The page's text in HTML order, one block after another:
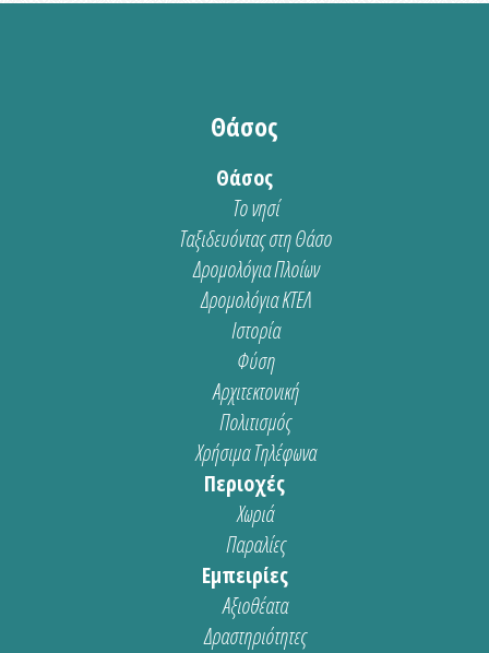
Θάσος
Θάσος
Το νησί
Ταξιδευόντας στη Θάσο
Δρομολόγια Πλοίων
Δρομολόγια ΚΤΕΛ
Ιστορία
Φύση
Αρχιτεκτονική
Πολιτισμός
Χρήσιμα Τηλέφωνα
Περιοχές
Χωριά
Παραλίες
Εμπειρίες
Αξιοθέατα
Δραστηριότητες